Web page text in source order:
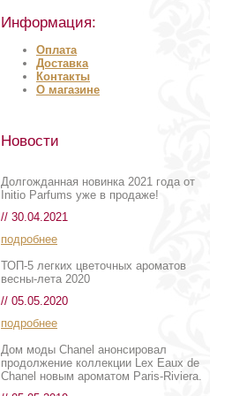
Информация:
Оплата
Доставка
Контакты
О магазине
Новости
Долгожданная новинка 2021 года от
Initio Parfums уже в продаже!
// 30.04.2021
подробнее
ТОП-5 легких цветочных ароматов
весны-лета 2020
// 05.05.2020
подробнее
Дом моды Chanel анонсировал
продолжение коллекции Lex Eaux de
Chanel новым ароматом Paris-Riviera.